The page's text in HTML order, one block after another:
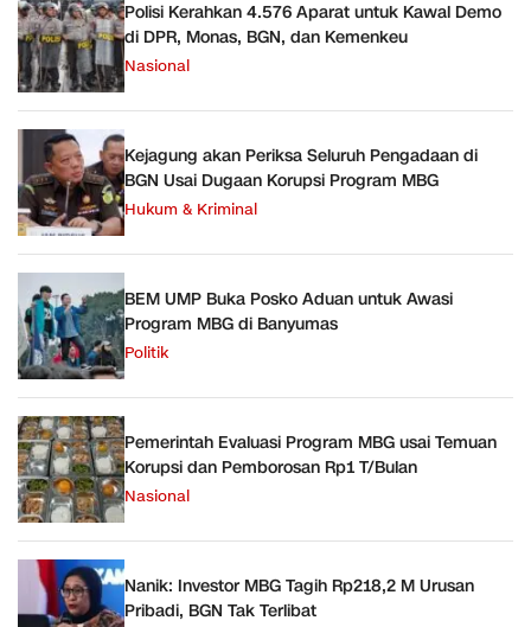
Polisi Kerahkan 4.576 Aparat untuk Kawal Demo
di DPR, Monas, BGN, dan Kemenkeu
Nasional
Kejagung akan Periksa Seluruh Pengadaan di
BGN Usai Dugaan Korupsi Program MBG
Hukum & Kriminal
BEM UMP Buka Posko Aduan untuk Awasi
Program MBG di Banyumas
Politik
Pemerintah Evaluasi Program MBG usai Temuan
Korupsi dan Pemborosan Rp1 T/Bulan
Nasional
Nanik: Investor MBG Tagih Rp218,2 M Urusan
Pribadi, BGN Tak Terlibat